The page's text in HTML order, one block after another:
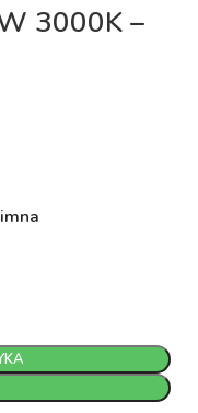
3000K –